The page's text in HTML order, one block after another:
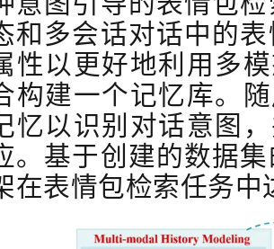
和多会话对话中的
性以更好地利用多
构建一个记忆库。
忆以识别对话意图
。基于创建的数据
在表情包检索任务